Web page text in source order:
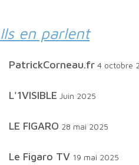
Ils en parlent
PatrickCorneau.fr 4 octobre
L'1VISIBLE Juin 2025
LE FIGARO 28 mai 2025
Le Figaro TV 19 mai 2025